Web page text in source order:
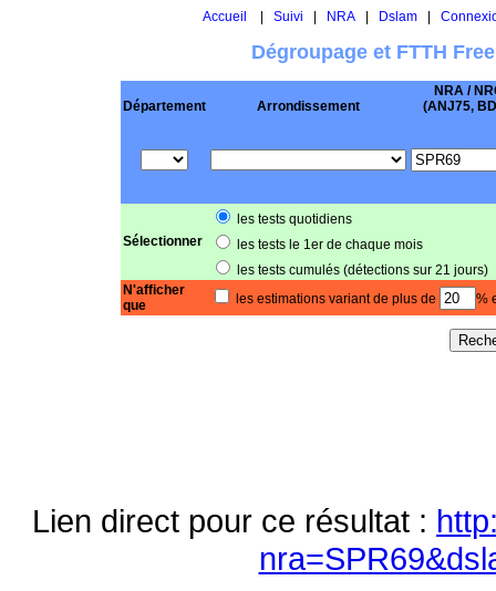
Accueil Suivi NRA| Dslam|
Dégroupage et FTTH
Département Arrondissement
NRA /
(ANJ75,
Sélectionner
les tests quotidiens
les tests le 1er de chaque mois
les tests cumulés (détections sur 21 jours)
N'afficher
que
les estimations variant de plus de %
Lien direct pour ce résultat :